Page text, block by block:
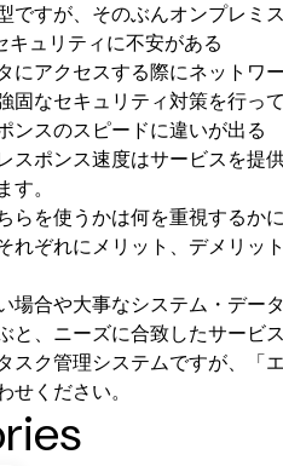
すが、そのぶんオンプレミ
キュリティに不安がある
にアクセスする際にネット
固なセキュリティ対策を行っ
ンスのスピードに違いが出る
スポンス速度はサービスを
。
らを使うかは何を重視するか
れぞれにメリット、デメリ
場合や大事なシステム・デ
、ニーズに合致したサービ
スク管理システムですが、
ください。